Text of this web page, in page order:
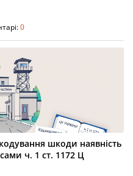
0
шкоди наявність
ч. 1 ст. 1172 Ц